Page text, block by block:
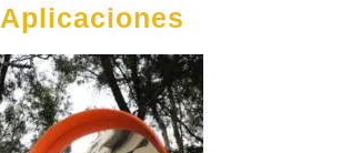
Aplicaciones